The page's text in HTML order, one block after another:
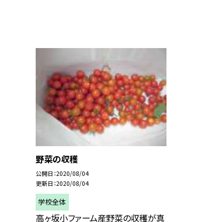
野菜の収穫
公開日 2020/08/04
更新日 2020/08/04
学校全体
高ヶ坂小ファーム産野菜の収穫が真